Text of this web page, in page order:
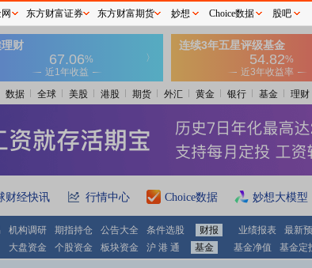
数据 全球 美股 港股 期货 外汇 黄金 银行 基金 理财
财经快讯 行情中心 Choice数据 妙想大模型
机构调研 期指持仓 公告大全 条件选股 财报 业绩报表 最新
大盘资金 个股资金 板块资金 沪 港 通 基金 基金净值 基金定
东方财富证券 东方财富期货 妙想 Choice数据 股吧